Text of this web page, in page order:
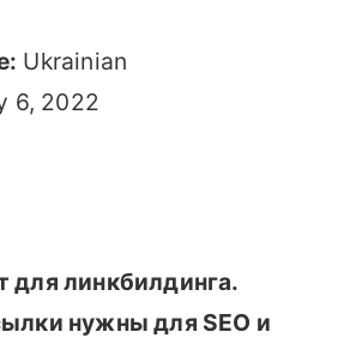
Ukrainian
6, 2022
для линкбилдинга.
нужны для SEO и